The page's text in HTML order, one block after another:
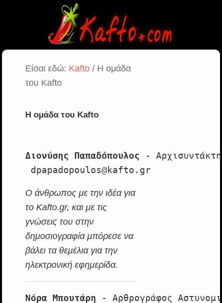
Είσαι εδώ: Kafto/ Η ομάδα
του Kafto
Η ομάδα του Kafto
Διονύσης Παπαδόπουλος -
dpapadopoulos@kafto.gr
Ο άνθρωπος με την ιδέα για
το Kafto.gr, και με τις
γνώσεις του στην
δημοσιογραφία μπόρεσε να
βάλει τα θεμέλια για την
ηλεκτρονική εφημερίδα.
Νόρα Μπουτάρη - Αρθρογράφος